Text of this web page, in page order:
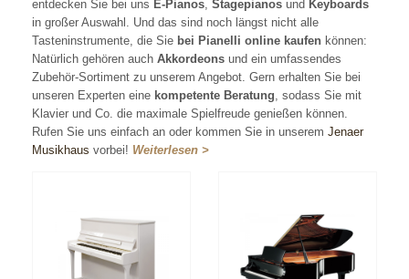
entdecken Sie bei uns E-Pianos, Stagepianosund Keyboards
in großer Auswahl. Und das sind noch längst nicht alle
Tasteninstrumente, die Sie bei Pianelli online kaufenkönnen:
Natürlich gehören auch Akkordeonsund ein umfassendes
Zubehör-Sortiment zu unserem Angebot. Gern erhalten Sie bei
unseren Experten eine kompetente Beratung, sodass Sie mit
Klavier und Co. die maximale Spielfreude genießen können.
Rufen Sie uns einfach an oder kommen Sie in unserem Jenaer
Musikhaus vorbei! Weiterlesen >